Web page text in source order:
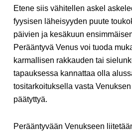
Etene siis vähitellen askel
fyysisen läheisyyden puute
päivien ja kesäkuun
Perääntyvä Venus voi tuoda
karmallisen rakkauden tai
tapauksessa kannattaa olla
tositarkoituksella vasta
päätyttyä.
Perääntyvään Venukseen